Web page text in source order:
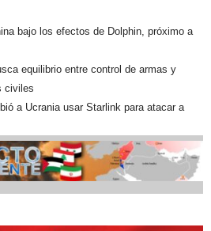
bajo los efectos de Dolphin, próximo a
equilibrio entre control de armas y
civiles
a Ucrania usar Starlink para atacar a